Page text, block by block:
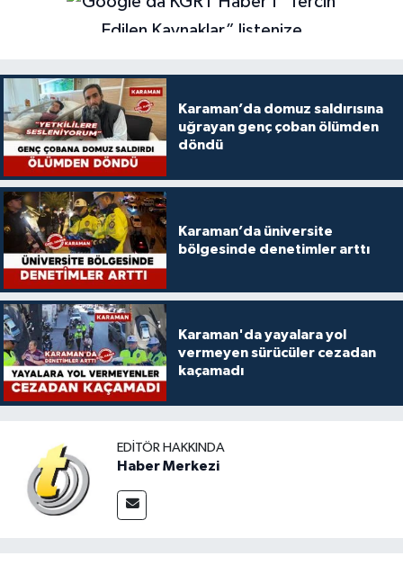
Karaman’da domuz saldırısına
uğrayan genç çoban ölümden
döndü
Karaman’da üniversite
bölgesinde denetimler arttı
Karaman'da yayalara yol
vermeyen sürücüler cezadan
kaçamadı
EDITÖR HAKKINDA
Haber Merkezi